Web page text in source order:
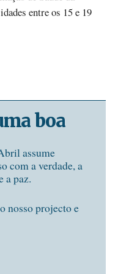
entre os 15 e 19
boa
assume
com a verdade, a
a paz.
nosso projecto e